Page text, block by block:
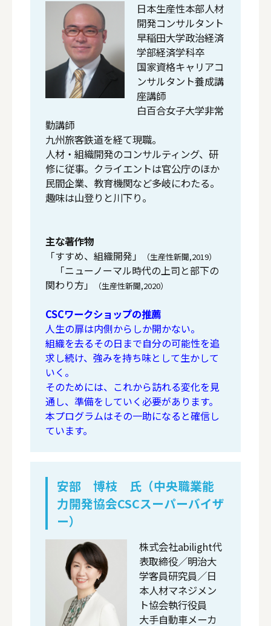
日本生産性本部人材
開発コンサルタント
早稲田大学政治経済
学部経済学科卒
国家資格キャリアコ
ンサルタント養成講
座講師
白百合女子大学非常
勤講師
九州旅客鉄道を経て現職。
人材・組織開発のコンサルティング、研
修に従事。クライエントは官公庁のほか
民間企業、教育機関など多岐にわたる。
趣味は山登りと川下り。
主な著作物
「すすめ、組織開発」
（生産性新聞,2019）
「ニューノーマル時代の上司と部下の
関わり方」
（生産性新聞,2020）
CSCワークショップの推薦
人生の扉は内側からしか開かない。
組織を去るその日まで自分の可能性を追
求し続け、強みを持ち味として生かして
いく。
そのためには、これから訪れる変化を見
通し、準備をしていく必要があります。
本プログラムはその一助になると確信し
ています。
安部 博枝 氏（中央職業能
力開発協会CSCスーパーバイザ
ー）
株式会社abilight代
表取締役／明治大
学客員研究員／日
本人材マネジメン
ト協会執行役員
大手自動車メーカ